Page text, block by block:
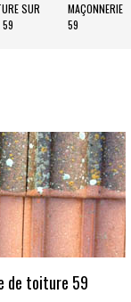
SUR
59
MAÇONNERIE
59
de toiture 59